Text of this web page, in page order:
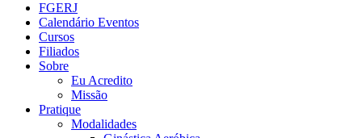
FGERJ
Calendário Eventos
Cursos
Filiados
Sobre
Eu Acredito
Missão
Pratique
Modalidades